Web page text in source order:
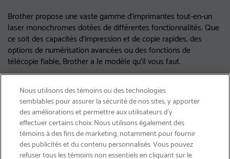
Brother propose une vaste gamme d'imprimantes tout-en-un
laser monochromes dotées de différentes fonctionnalités. Que
ce soit des capacités d'impression et de copie rapides, des
options de numérisation avancées ou des fonctions de
télécopie fiable, Brother a le modèle qu'il vous faut.
Les imprimantes multifonctions
monochromes sont-elles plus
Nous utilisons des témoins ou des technologies
semblables pour assurer la sécurité de nos sites, y apporter
des améliorations et permettre aux utilisateurs d’y
effectuer certains choix. Nous utilisons également des
témoins à des fins de marketing, notamment pour fournir
des publicités et du contenu personnalisés. Vous pouvez
refuser tous les témoins non essentiels en cliquant sur le